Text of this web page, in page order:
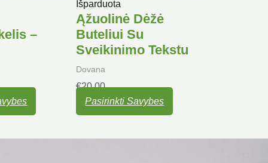
–
Išparduota
Ąžuolinė Dėžė
Buteliui Su
Sveikinimo Tekstu
Dovana
€20.00
Pasirinkti Savybes